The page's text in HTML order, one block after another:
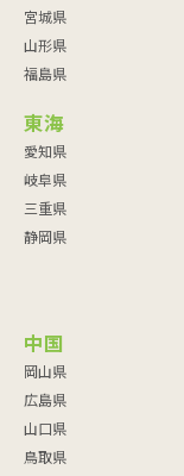
宮城県
山形県
福島県
東海
愛知県
岐阜県
三重県
静岡県
中国
岡山県
広島県
山口県
鳥取県